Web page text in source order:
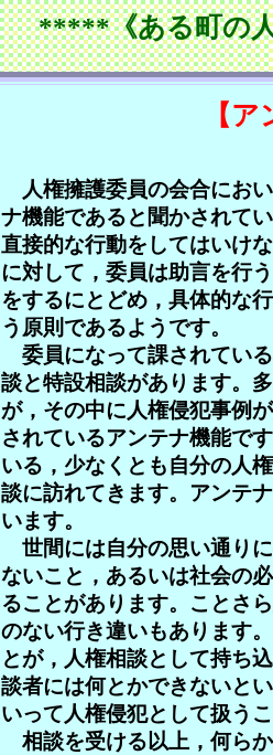
*****《ある町の
【
人権擁護委員の会合にお
ナ機能であると聞かされて
直接的な行動をしてはいけ
に対して，委員は助言を行
をするにとどめ，具体的な
う原則であるようです。
委員になって課されてい
談と特設相談があります。
が，その中に人権侵犯事例
されているアンテナ機能で
いる，少なくとも自分の人
談に訪れてきます。アンテ
います。
世間には自分の思い通り
ないこと，あるいは社会の
ることがあります。ことさ
のない行き違いもあります
とが，人権相談として持ち
談者には何とかできないと
いって人権侵犯として扱う
相談を受ける以上，何ら